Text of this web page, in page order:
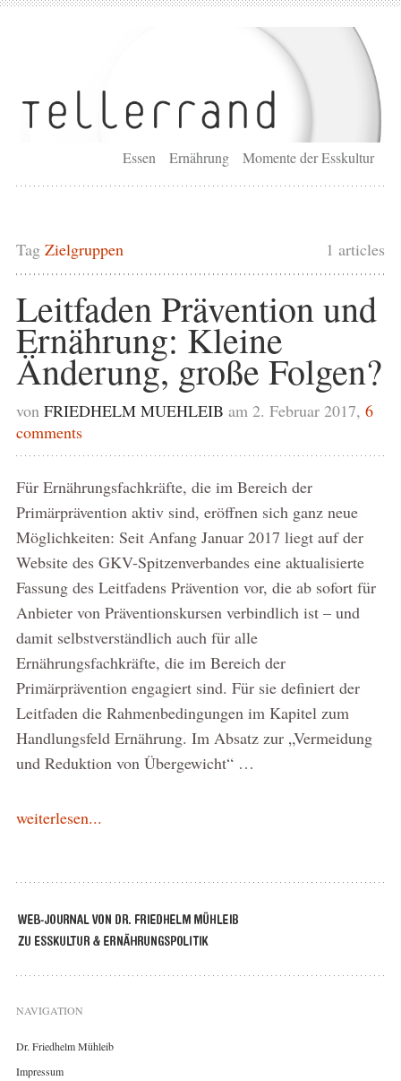
Essen Ernährung Momente der Esskultur
1 articles
Tag Zielgruppen
Leitfaden Prävention und
Ernährung: Kleine
Änderung, große Folgen?
von FRIEDHELM MUEHLEIB am 2. Februar 2017, 6
comments
Für Ernährungsfachkräfte, die im Bereich der
Primärprävention aktiv sind, eröffnen sich ganz neue
Möglichkeiten: Seit Anfang Januar 2017 liegt auf der
Website des GKV-Spitzenverbandes eine aktualisierte
Fassung des Leitfadens Prävention vor, die ab sofort für
Anbieter von Präventionskursen verbindlich ist – und
damit selbstverständlich auch für alle
Ernährungsfachkräfte, die im Bereich der
Primärprävention engagiert sind. Für sie definiert der
Leitfaden die Rahmenbedingungen im Kapitel zum
Handlungsfeld Ernährung. Im Absatz zur „Vermeidung
und Reduktion von Übergewicht“ …
weiterlesen...
NAVIGATION
Dr. Friedhelm Mühleib
Impressum